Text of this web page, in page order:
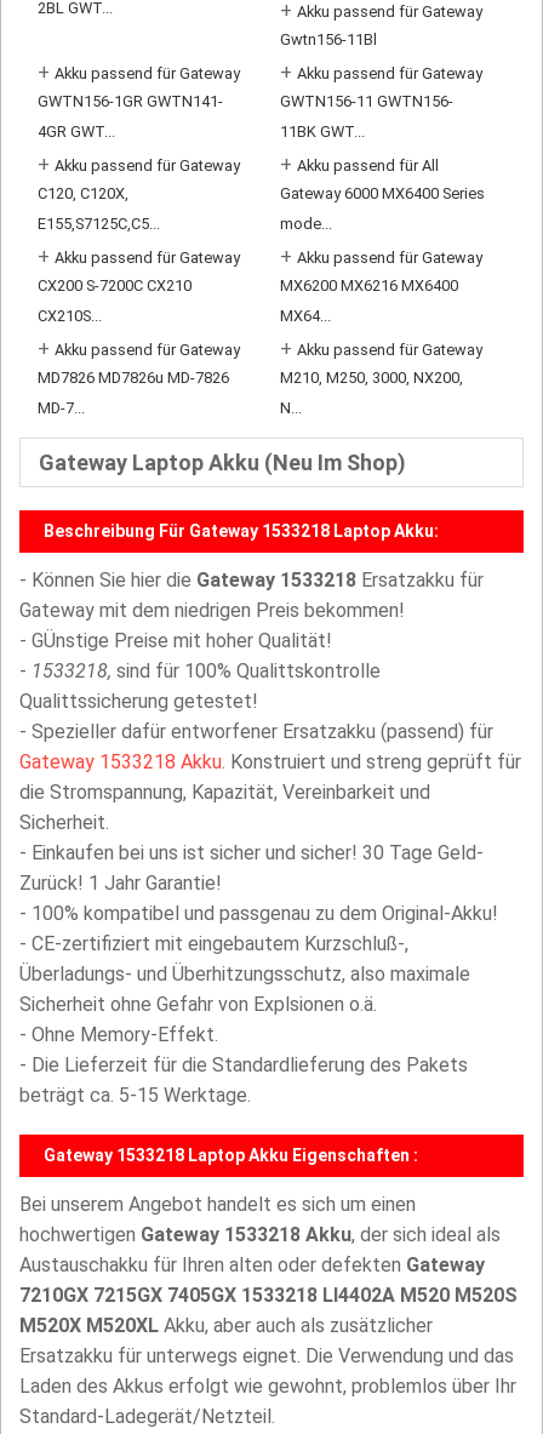
2BL GWT...
+ Akku passend für Gateway
Gwtn156-11Bl
+ Akku passend für Gateway
GWTN156-1GR GWTN141-
4GR GWT...
+ Akku passend für Gateway
GWTN156-11 GWTN156-
11BK GWT...
+ Akku passend für Gateway
C120, C120X,
E155,S7125C,C5...
+ Akku passend für All
Gateway 6000 MX6400 Series
mode...
+ Akku passend für Gateway
CX200 S-7200C CX210
CX210S...
+ Akku passend für Gateway
MX6200 MX6216 MX6400
MX64...
+ Akku passend für Gateway
MD7826 MD7826u MD-7826
MD-7...
+ Akku passend für Gateway
M210, M250, 3000, NX200,
N...
Gateway Laptop Akku (Neu Im Shop)
Beschreibung Für Gateway 1533218 Laptop Akku:
- Können Sie hier die Gateway 1533218 Ersatzakku für
Gateway mit dem niedrigen Preis bekommen!
- GÜnstige Preise mit hoher Qualität!
- 1533218, sind für 100% Qualittskontrolle
Qualittssicherung getestet!
- Spezieller dafür entworfener Ersatzakku (passend) für
Gateway 1533218 Akku. Konstruiert und streng geprüft für
die Stromspannung, Kapazität, Vereinbarkeit und
Sicherheit.
- Einkaufen bei uns ist sicher und sicher! 30 Tage Geld-
Zurück! 1 Jahr Garantie!
- 100% kompatibel und passgenau zu dem Original-Akku!
- CE-zertifiziert mit eingebautem Kurzschluß-,
Überladungs- und Überhitzungsschutz, also maximale
Sicherheit ohne Gefahr von Explsionen o.ä.
- Ohne Memory-Effekt.
- Die Lieferzeit für die Standardlieferung des Pakets
beträgt ca. 5-15 Werktage.
Gateway 1533218 Laptop Akku Eigenschaften :
Bei unserem Angebot handelt es sich um einen
hochwertigen Gateway 1533218 Akku, der sich ideal als
Austauschakku für Ihren alten oder defekten Gateway
7210GX 7215GX 7405GX 1533218 LI4402A M520 M520S
M520X M520XL Akku, aber auch als zusätzlicher
Ersatzakku für unterwegs eignet. Die Verwendung und das
Laden des Akkus erfolgt wie gewohnt, problemlos über Ihr
Standard-Ladegerät/Netzteil.